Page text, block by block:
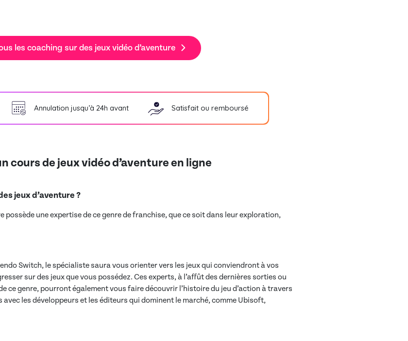
les coaching sur des jeux vidéo d’aventure
Annulation jusqu’à 24h avant Satisfait ou remboursé
cours de jeux vidéo d’aventure en ligne
jeux d’aventure ?
possède une expertise de ce genre de franchise, que ce soit dans leur exploration,
Switch, le spécialiste saura vous orienter vers les jeux qui conviendront à vos
sur des jeux que vous possédez. Ces experts, à l’affût des dernières sorties ou
ce genre, pourront également vous faire découvrir l’histoire du jeu d’action à travers
les développeurs et les éditeurs qui dominent le marché, comme Ubisoft,